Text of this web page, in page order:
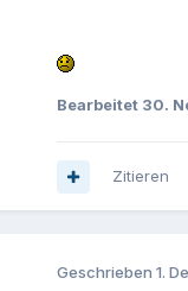
Bearbeitet 30.
Zitieren
Geschrieben 1.